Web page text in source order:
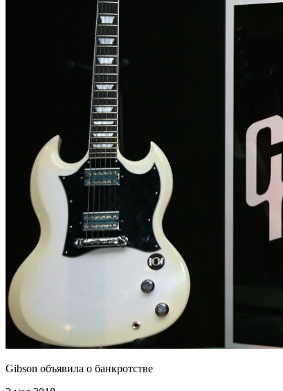
Gibson объявила о банкротстве